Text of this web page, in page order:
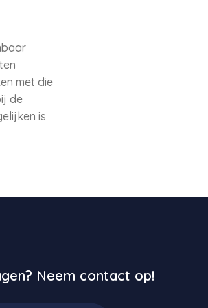
met die
de
is
Neem contact op!